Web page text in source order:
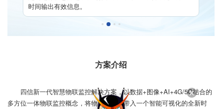
时间输出有效信息。
方案介绍
四信新一代智慧物联监控解决方案，以数据+图像+AI+4G/5G结合的
多方位一体物联监控概念，将物联网行业带入一个智能可视化的全新时